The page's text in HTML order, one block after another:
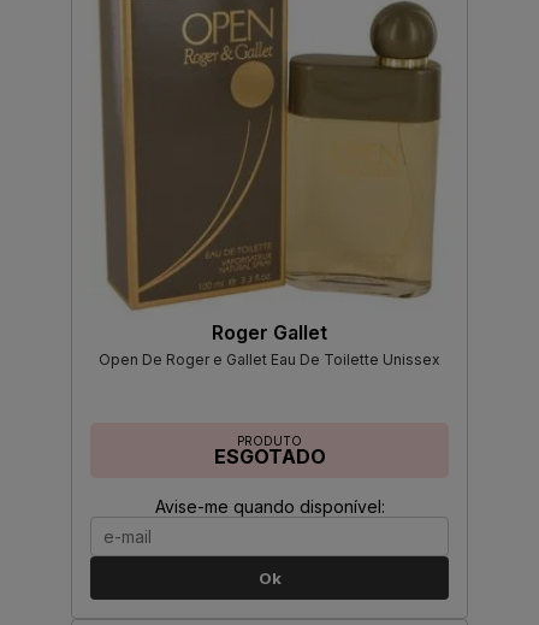
Roger Gallet
Open De Roger e Gallet Eau De Toilette Unissex
PRODUTO
ESGOTADO
Avise-me quando disponível:
Ok